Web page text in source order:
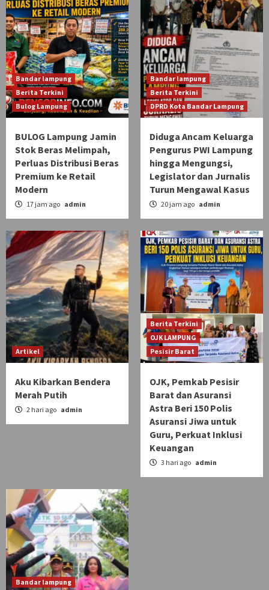
Bandar lampung
Berita Terkini
Bulog Lampung
BULOG Lampung Jamin
Stok Beras Melimpah,
Perluas Distribusi Beras
Premium ke Retail
Modern
17 jam ago admin
Bandar lampung
Berita Terkini
DPRD Kota Bandar Lampung
Diduga Ancam Keluarga
Pengurus PWI Lampung
hingga Mengungsi,
Legislator dan Jurnalis
Turun Mengawal Kasus
20 jam ago admin
Artikel
Aku Kibarkan Bendera
Merah Putih
2 hari ago admin
Berita Terkini
OJK LAMPUNG
Pesisir Barat
OJK, Pemkab Pesisir
Barat dan Asuransi
Astra Beri 150 Polis
Asuransi Jiwa untuk
Guru, Perkuat Inklusi
Keuangan
3 hari ago admin
Bandar lampung